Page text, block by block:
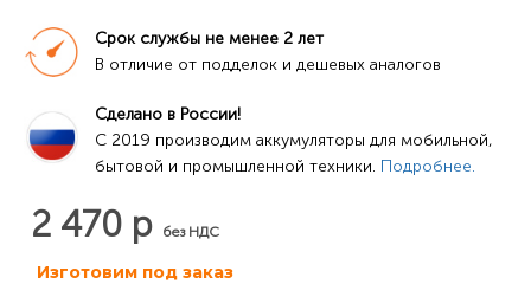
Срок службы не менее 2 лет
В отличие от подделок и дешевых аналогов
Сделано в России!
C 2019 производим аккумуляторы для мобильной,
бытовой и промышленной техники. Подробнее.
2 470 р без НДС
Изготовим под заказ